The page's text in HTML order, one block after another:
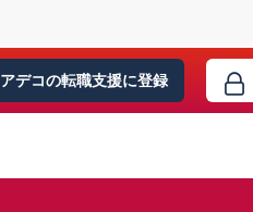
アデコの転職支援に登録